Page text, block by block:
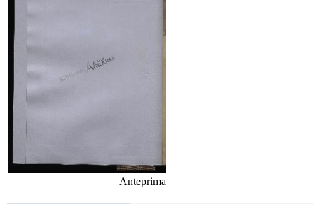
Anteprima